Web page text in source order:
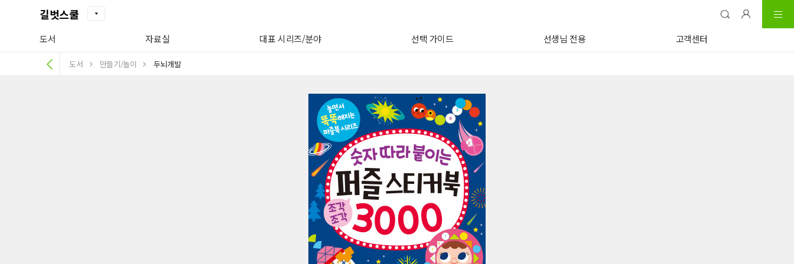
길벗스쿨
도서 자료실 대표 시리즈/분야 선택 가이드 선생님 전용 고객센터
도서 만들기/놀이 두뇌개발